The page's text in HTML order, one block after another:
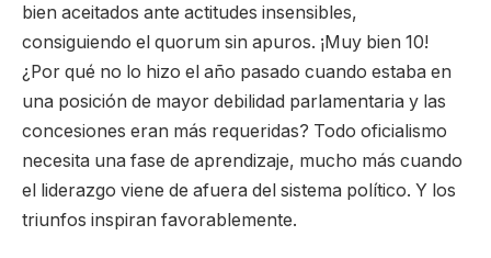
bien aceitados ante actitudes insensibles,
consiguiendo el quorum sin apuros. ¡Muy bien 10!
¿Por qué no lo hizo el año pasado cuando estaba en
una posición de mayor debilidad parlamentaria y las
concesiones eran más requeridas? Todo oficialismo
necesita una fase de aprendizaje, mucho más cuando
el liderazgo viene de afuera del sistema político. Y los
triunfos inspiran favorablemente.